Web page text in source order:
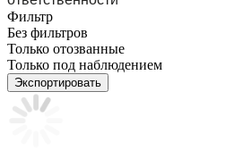
Фильтр
Без фильтров
Только отозванные
Только под наблюдением
Экспортировать